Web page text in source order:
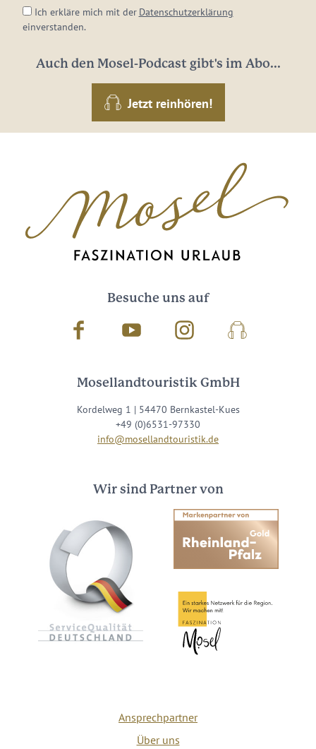
Ich erkläre mich mit der Datenschutzerklärung
einverstanden.
Auch den Mosel-Podcast gibt's im Abo...
Jetzt reinhören!
Besuche uns auf
Facebook Youtube InstagramPodcast
Mosellandtouristik GmbH
Kordelweg 1 | 54470 Bernkastel-Kues
+49 (0)6531-97330
info@mosellandtouristik.de
Wir sind Partner von
Ansprechpartner
Über uns